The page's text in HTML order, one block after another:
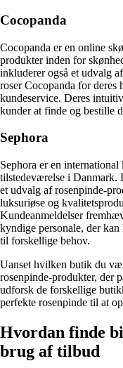
Cocopanda
Cocopanda er en online
produkter inden for
inkluderer også et udvalg
roser Cocopanda for
kundeservice. Deres
kunder at finde og bestille
Sephora
Sephora er en
tilstedeværelse i Danmark.
et udvalg af rosenpinde-
luksuriøse og
Kundeanmeldelser
kyndige personale, der
til forskellige behov.
Uanset hvilken butik du
rosenpinde-produkter, der
udforsk de forskellige
perfekte rosenpinde til at
Hvordan finde
brug af tilbud